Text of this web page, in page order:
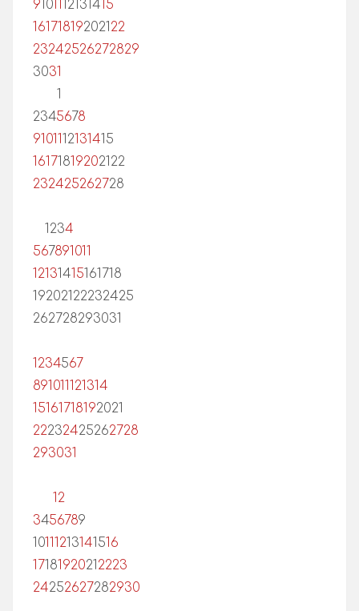
9101112131415
161718192021 22
23242526272829
3031
1
2345678
9101112131415
161718192021 22
232425262728
1 234
567891011
12131415161718
192021 22232425
262728293031
1 234567
891011121314
15161718192021
22232425262728
293031
1 2
3456789
10111213141516
1718192021 2223
24252627282930